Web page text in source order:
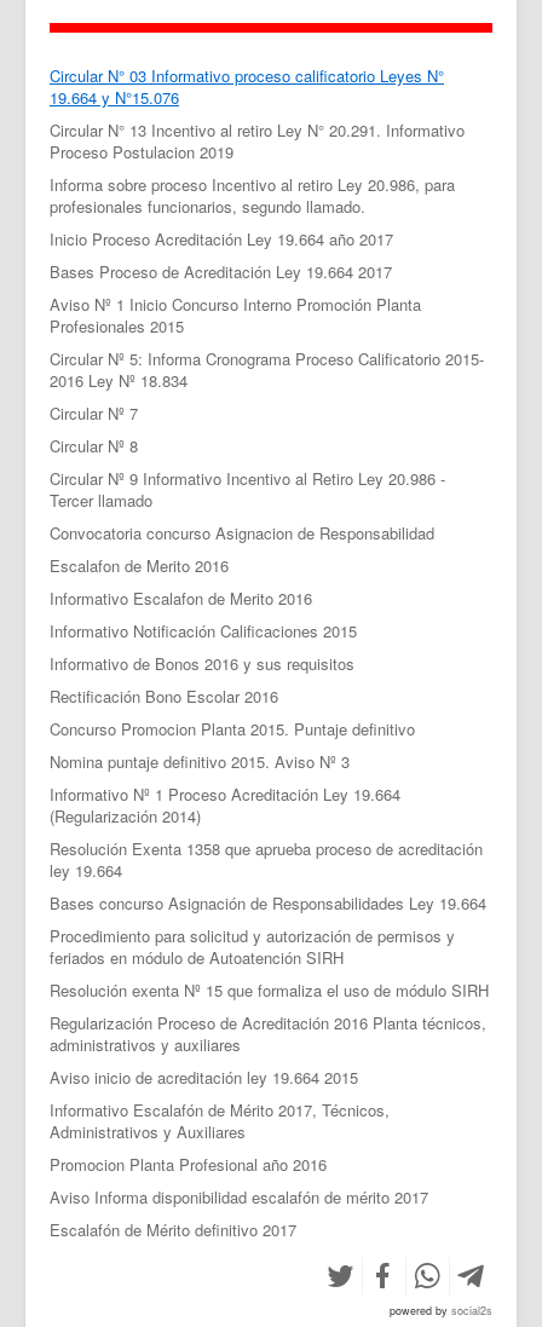
Circular N° 03 Informativo proceso calificatorio Leyes N°
19.664 y N°15.076
Circular N° 13 Incentivo al retiro Ley N° 20.291. Informativo
Proceso Postulacion 2019
Informa sobre proceso Incentivo al retiro Ley 20.986, para
profesionales funcionarios, segundo llamado.
Inicio Proceso Acreditación Ley 19.664 año 2017
Bases Proceso de Acreditación Ley 19.664 2017
Aviso Nº 1 Inicio Concurso Interno Promoción Planta
Profesionales 2015
Circular Nº 5: Informa Cronograma Proceso Calificatorio 2015-
2016 Ley Nº 18.834
Circular Nº 7
Circular Nº 8
Circular Nº 9 Informativo Incentivo al Retiro Ley 20.986 -
Tercer llamado
Convocatoria concurso Asignacion de Responsabilidad
Escalafon de Merito 2016
Informativo Escalafon de Merito 2016
Informativo Notificación Calificaciones 2015
Informativo de Bonos 2016 y sus requisitos
Rectificación Bono Escolar 2016
Concurso Promocion Planta 2015. Puntaje definitivo
Nomina puntaje definitivo 2015. Aviso Nº 3
Informativo Nº 1 Proceso Acreditación Ley 19.664
(Regularización 2014)
Resolución Exenta 1358 que aprueba proceso de acreditación
ley 19.664
Bases concurso Asignación de Responsabilidades Ley 19.664
Procedimiento para solicitud y autorización de permisos y
feriados en módulo de Autoatención SIRH
Resolución exenta Nº 15 que formaliza el uso de módulo SIRH
Regularización Proceso de Acreditación 2016 Planta técnicos,
administrativos y auxiliares
Aviso inicio de acreditación ley 19.664 2015
Informativo Escalafón de Mérito 2017, Técnicos,
Administrativos y Auxiliares
Promocion Planta Profesional año 2016
Aviso Informa disponibilidad escalafón de mérito 2017
Escalafón de Mérito definitivo 2017
powered by social2s